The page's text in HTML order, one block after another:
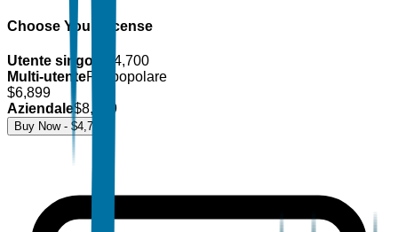
Choose Your License
Utente singolo
4,700
Multi-utentePiù popolare
$6,899
Aziendale$8,499
Buy Now - $4,700